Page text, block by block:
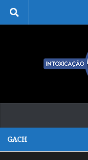
Skip to content
GACH